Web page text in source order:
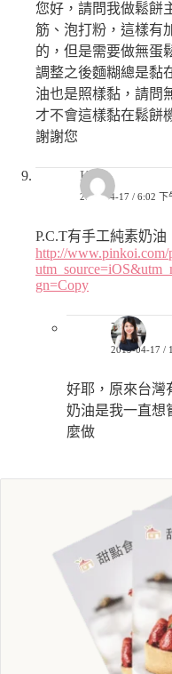
您好，請問我做鬆餅
筋、泡打粉，這樣有
的，但是需要做無蛋
調整之後麵糊總是黏
油也是照樣黏，請問
才不會這樣黏在鬆餅
謝謝您
K
2019-04-17 / 6:02 下
P.C.T有手工純素奶油
http://www.pinkoi.com/
gn=Copy
巧兒
2019-04-17 /
好耶，原來台灣
奶油是我一直想
麼做